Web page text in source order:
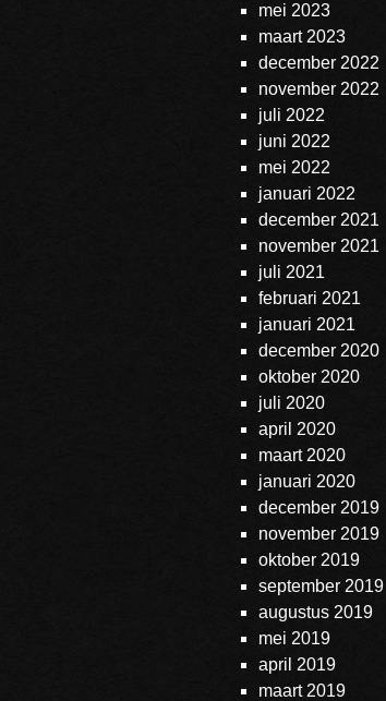
mei 2023
maart 2023
december 2022
november 2022
juli 2022
juni 2022
mei 2022
januari 2022
december 2021
november 2021
juli 2021
februari 2021
januari 2021
december 2020
oktober 2020
juli 2020
april 2020
maart 2020
januari 2020
december 2019
november 2019
oktober 2019
september 2019
augustus 2019
mei 2019
april 2019
maart 2019